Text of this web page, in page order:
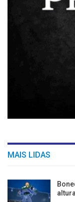
MAIS LIDAS